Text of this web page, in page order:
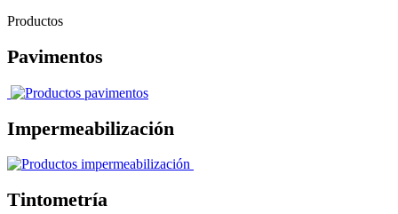
Productos
Pavimentos
Impermeabilización
Tintometría